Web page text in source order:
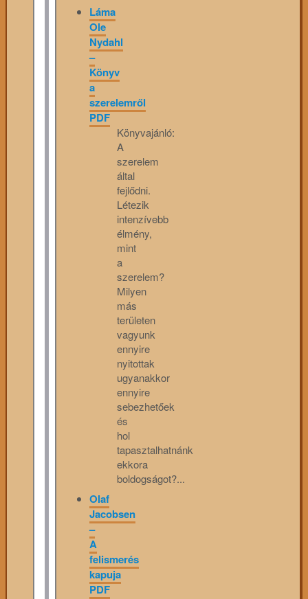
Láma
Ole
Nydahl
–
Könyv
a
szerelemről
PDF
Könyvajánló:
A
szerelem
által
fejlődni.
Létezik
intenzívebb
élmény,
mint
a
szerelem?
Milyen
más
területen
vagyunk
ennyire
nyitottak
ugyanakkor
ennyire
sebezhetőek
és
hol
tapasztalhatnánk
ekkora
boldogságot?...
Olaf
Jacobsen
–
A
felismerés
kapuja
PDF